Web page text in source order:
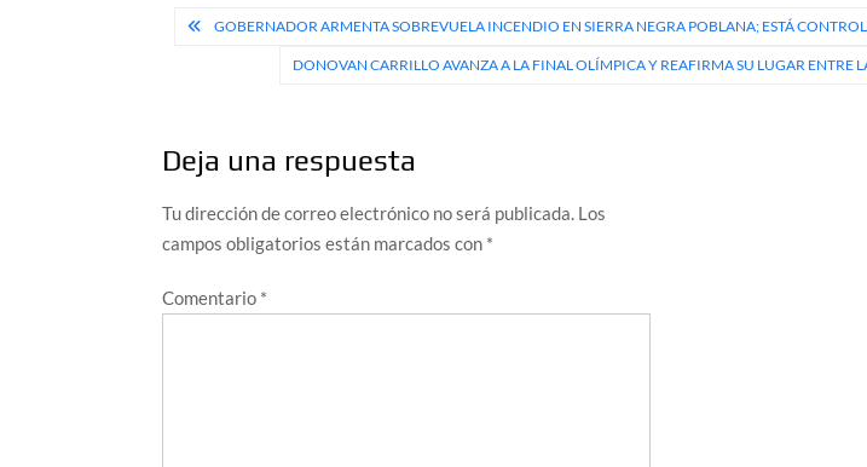
Navegación
GOBERNADOR ARMENTA SOBREVUELA INCENDIO EN SIERRA NEGRA POBLANA; ESTÁ
DONOVAN CARRILLO AVANZA A LA FINAL OLÍMPICA Y REAFIRMA SU LUGAR ENTRE
Deja una respuesta
Tu dirección de correo electrónico no será publicada. Los
campos obligatorios están marcados con *
Comentario *